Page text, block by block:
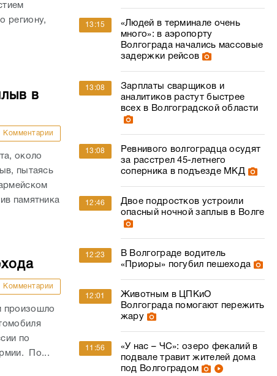
региону,
в
Комментарии
около
пытаясь
памятника
Комментарии
произошло
по
По...
13:15
«Людей в терминале очень
много»: в аэропорту
Волгограда начались массовые
задержки рейсов
13:08
Зарплаты сварщиков и
аналитиков растут быстрее
всех в Волгоградской области
13:08
Ревнивого волгоградца осудят
за расстрел 45-летнего
соперника в подъезде МКД
12:46
Двое подростков устроили
опасный ночной заплыв в Волге
12:23
В Волгограде водитель
«Приоры» погубил пешехода
12:01
Животным в ЦПКиО
Волгограда помогают пережить
жару
11:56
«У нас – ЧС»: озеро фекалий в
подвале травит жителей дома
под Волгоградом